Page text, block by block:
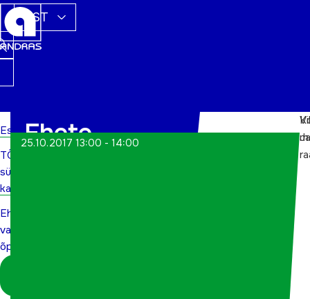
EST
Esileht
TÕN
sündmuste
kalender
Ehete
valmistamise
õpituba
Ehete
25.10.2017 13:00 - 14:00